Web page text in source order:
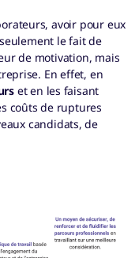
avoir pour eux
le fait de
de motivation, mais
En effet, en
et en les faisant
coûts de ruptures
candidats, de